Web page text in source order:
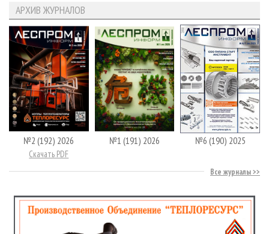
АРХИВ ЖУРНАЛОВ
№2 (192) 2026
Скачать PDF
№1 (191) 2026 №6 (190) 2025
Все журналы